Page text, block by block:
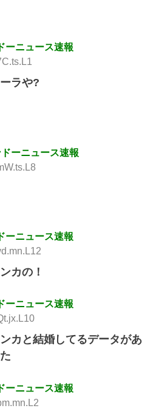
ーニュース速報
ラや?
ーニュース速報
ーニュース速報
カの！
ーニュース速報
カと結婚してるデータがあ
ーニュース速報